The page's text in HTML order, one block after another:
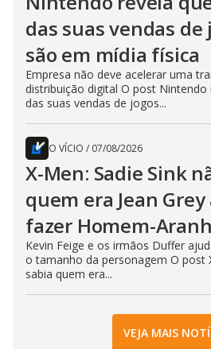
das suas vendas de
são em mídia física
Empresa não deve acelerar uma
distribuição digital O post Nintendo
das suas vendas de jogos...
O VÍCIO / 07/08/2026
X-Men: Sadie Sink
quem era Jean
fazer Homem-
Kevin Feige e os irmãos Duffer
o tamanho da personagem O post
sabia quem era...
VEJA MAIS